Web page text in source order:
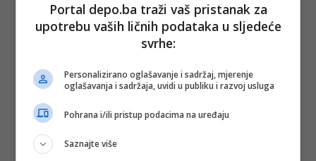
Portal depo.ba traži vaš pristanak za
upotrebu vaših ličnih podataka u sljedeće
svrhe:
Personalizirano oglašavanje i sadržaj, mjerenje
oglašavanja i sadržaja, uvidi u publiku i razvoj usluga
Pohrana i/ili pristup podacima na uređaju
Saznajte više